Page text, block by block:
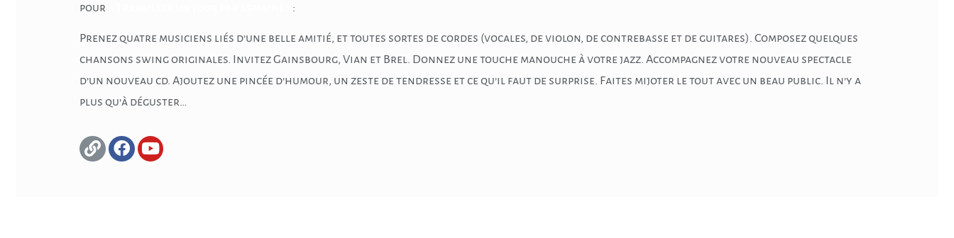
pour
:
Prenez quatre musiciens liés d’une belle amitié, et toutes sortes de cordes (vocales, de violon, de contrebasse et de guitares). Composez quelques
chansons swing originales. Invitez Gainsbourg, Vian et Brel. Donnez une touche manouche à votre jazz. Accompagnez votre nouveau spectacle
d’un nouveau cd. Ajoutez une pincée d’humour, un zeste de tendresse et ce qu’il faut de surprise. Faites mijoter le tout avec un beau public. Il n’y a
plus qu’à déguster…